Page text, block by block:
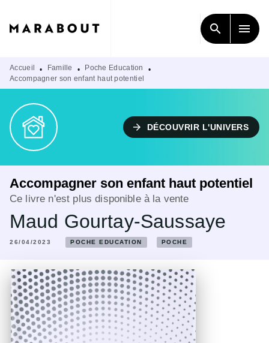
CONTENU
search menu
Accueil • Famille • Poche Education
•
Accompagner son enfant haut potentiel
arrow_forward DÉCOUVRIR L'UNIVERS
Accompagner son enfant haut potentiel
Ce livre n'est plus disponible à la vente
Maud Gourtay-Saussaye
26/04/2023 POCHE EDUCATION POCHE